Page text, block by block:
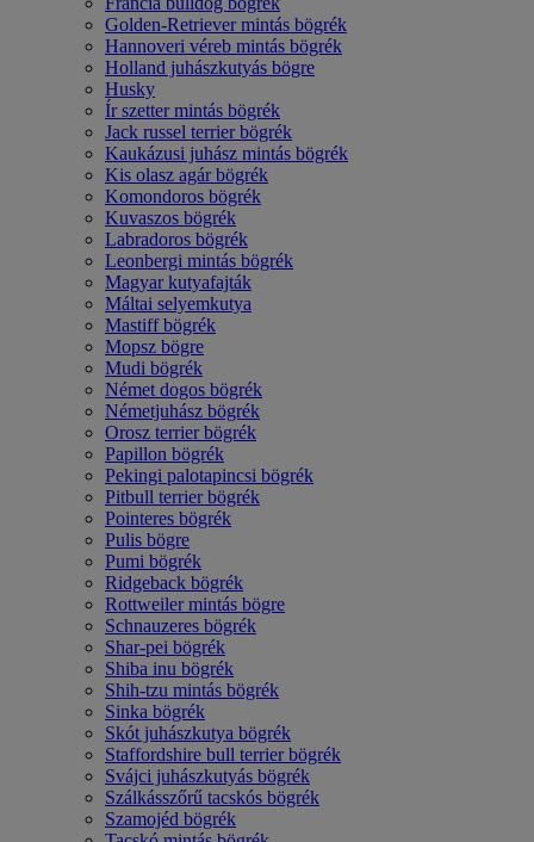
Golden-Retriever mintás bögrék
Hannoveri véreb mintás bögrék
Holland juhászkutyás bögre
Husky
Ír szetter mintás bögrék
Jack russel terrier bögrék
Kaukázusi juhász mintás bögrék
Kis olasz agár bögrék
Komondoros bögrék
Kuvaszos bögrék
Labradoros bögrék
Leonbergi mintás bögrék
Magyar kutyafajták
Máltai selyemkutya
Mastiff bögrék
Mopsz bögre
Mudi bögrék
Német dogos bögrék
Németjuhász bögrék
Orosz terrier bögrék
Papillon bögrék
Pekingi palotapincsi bögrék
Pitbull terrier bögrék
Pointeres bögrék
Pulis bögre
Pumi bögrék
Ridgeback bögrék
Rottweiler mintás bögre
Schnauzeres bögrék
Shar-pei bögrék
Shiba inu bögrék
Shih-tzu mintás bögrék
Sinka bögrék
Skót juhászkutya bögrék
Staffordshire bull terrier bögrék
Svájci juhászkutyás bögrék
Szálkásszőrű tacskós bögrék
Szamojéd bögrék